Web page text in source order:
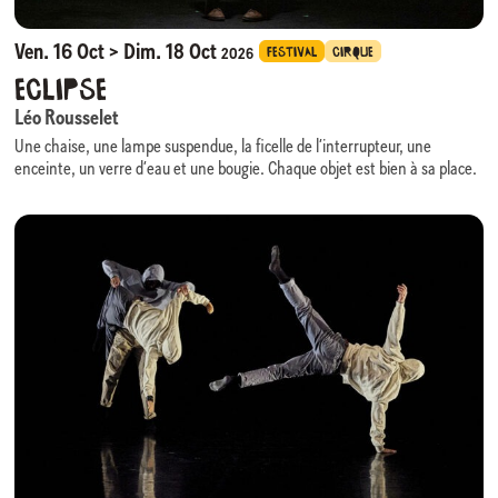
Ven. 16 Oct > Dim. 18 Oct2026 FESTIVAL CIRQUE
Eclipse
Léo Rousselet
Une chaise, une lampe suspendue, la ficelle de l’interrupteur, une
enceinte, un verre d’eau et une bougie. Chaque objet est bien à sa place.
comme dans un film en en noir et blanc.
méticuleux évolue. Tout lui échappe toujours un peu. Sur sa chaise, sous
sa lampe, il attend dans la pénombre. La lumière s’éteint l’espace d’un
instant. Il jongle avec la balle que l’obscurité lui a donnée. Il ignore que la
pénombre va la lui reprendre. Des séquences de manipulations décalées
et transformées par les rythmes et les durées de la lumière.
Dans cet espace où les moyens techniques restent toujours des
éléments de jeu, les logiques de causalité se dissipent peu à peu, la
réalité se complexifie et devient absurde.
La ficelle de l’interrupteur à tirette le titille.
Léo Rousselet